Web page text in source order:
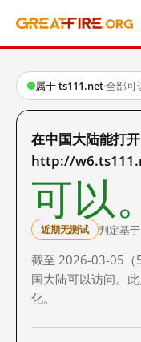
属于 ts111.net·全部可
在中国大陆能打开
http://
可以。
近期无测试 判定基
截至 2026-03-05（
国大陆可以访问。
化。